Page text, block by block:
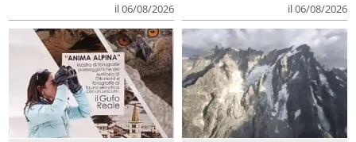
il 06/08/2026 il 06/08/2026